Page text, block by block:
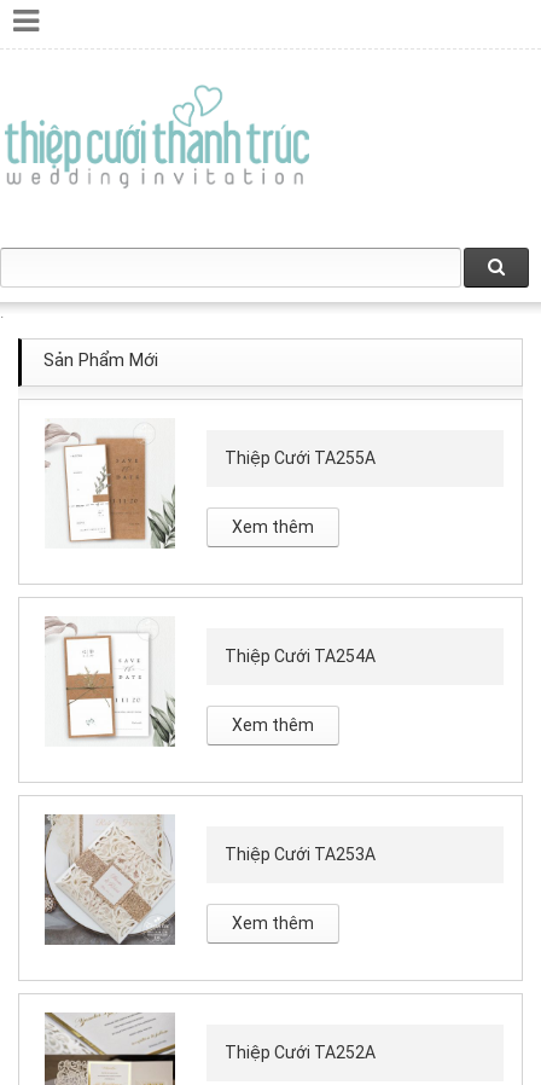
Sản Phẩm Mới
Thiệp Cưới TA255A
Xem thêm
Thiệp Cưới TA254A
Xem thêm
Thiệp Cưới TA253A
Xem thêm
Thiệp Cưới TA252A